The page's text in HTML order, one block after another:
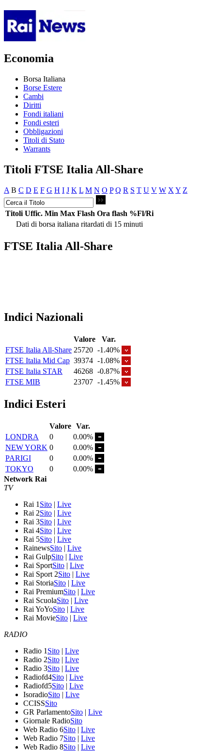
Economia
Borsa Italiana
Borse Estere
Cambi
Diritti
Fondi italiani
Fondi esteri
Obbligazioni
Titoli di Stato
Warrants
Titoli FTSE Italia All-Share
A B C D E F G H I J K L M N O P Q R S T U V W X Y Z
Titoli Uffic. Min Max Flash Ora flash %Fl/Ri
Dati di borsa italiana ritardati di 15 minuti
FTSE Italia All-Share
Indici Nazionali
Valore
Var.
FTSE Italia All-Share 25720 -1.40%
FTSE Italia Mid Cap 39374 -1.08%
FTSE Italia STAR
46268 -0.87%
FTSE MIB
23707 -1.45%
Indici Esteri
Valore Var.
LONDRA
0
0.00%
NEW YORK 0
0.00%
PARIGI
0
0.00%
TOKYO
0
0.00%
Network Rai
TV
Rai 1 Sito | Live
Rai 2Sito | Live
Rai 3Sito | Live
Rai 4Sito | Live
Rai 5Sito | Live
RainewsSito | Live
Rai GulpSito | Live
Rai SportSito | Live
Rai Sport 2Sito | Live
Rai StoriaSito | Live
Rai PremiumSito | Live
Rai ScuolaSito | Live
Rai YoYoSito | Live
Rai MovieSito | Live
RADIO
Radio 1 Sito | Live
Radio 2Sito | Live
Radio 3Sito | Live
Radiofd4Sito | Live
Radiofd5Sito | Live
IsoradioSito | Live
CCISSSito
GR ParlamentoSito | Live
Giornale RadioSito
Web Radio 6Sito | Live
Web Radio 7Sito | Live
Web Radio 8Sito | Live